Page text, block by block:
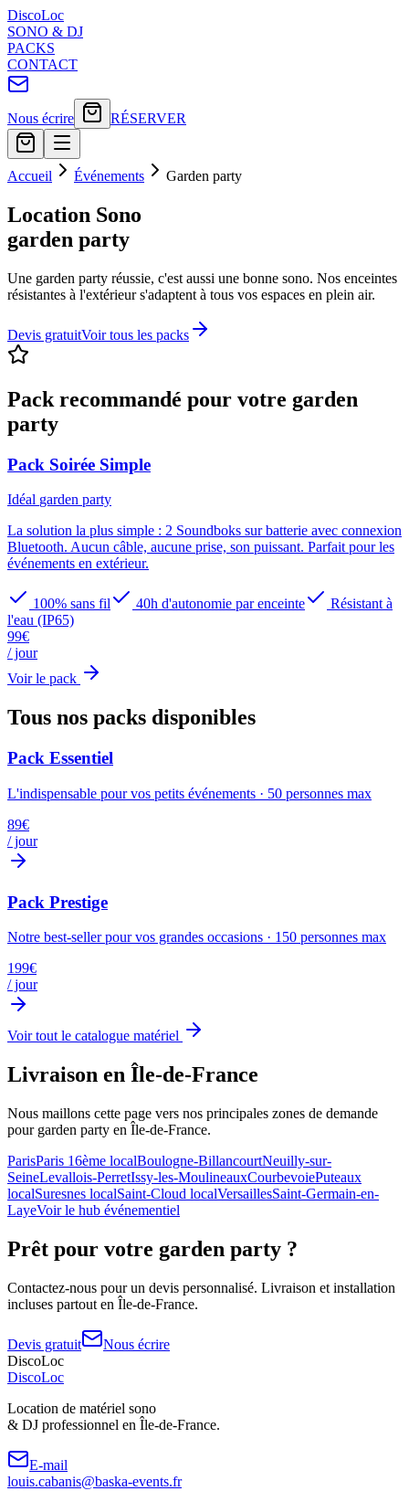
DiscoLoc
SONO & DJ
PACKS
CONTACT
Nous écrire RÉSERVER
Accueil Événements Garden party
Location Sono
garden party
Une garden party réussie, c'est aussi une bonne sono. Nos enceintes
résistantes à l'extérieur s'adaptent à tous vos espaces en plein air.
Devis gratuitVoir tous les packs
Pack recommandé pour votre garden
party
Pack Soirée Simple
Idéal garden party
La solution la plus simple : 2 Soundboks sur batterie avec connexion
Bluetooth. Aucun câble, aucune prise, son puissant. Parfait pour les
événements en extérieur.
100% sans fil 40h d'autonomie par enceinte
Résistant à
l'eau (IP65)
99€
/ jour
Voir le pack
Tous nos packs disponibles
Pack Essentiel
L'indispensable pour vos petits événements · 50 personnes max
89€
/ jour
Pack Prestige
Notre best-seller pour vos grandes occasions · 150 personnes max
199€
/ jour
Voir tout le catalogue matériel
Livraison en Île-de-France
Nous maillons cette page vers nos principales zones de demande
pour garden party en Île-de-France.
ParisParis 16ème localBoulogne-BillancourtNeuilly-sur-
SeineLevallois-PerretIssy-les-MoulineauxCourbevoiePuteaux
localSuresnes localSaint-Cloud localVersaillesSaint-Germain-en-
LayeVoir le hub événementiel
Prêt pour votre garden party ?
Contactez-nous pour un devis personnalisé. Livraison et installation
incluses partout en Île-de-France.
Devis gratuit
Nous écrire
DiscoLoc
DiscoLoc
Location de matériel sono
& DJ professionnel en Île-de-France.
E-mail
louis.cabanis@baska-events.fr